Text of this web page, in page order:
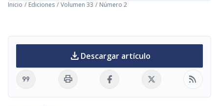
Inicio / Ediciones / Volumen 33 / Número 2
download Descargar artículo
format_quote print rss_feed